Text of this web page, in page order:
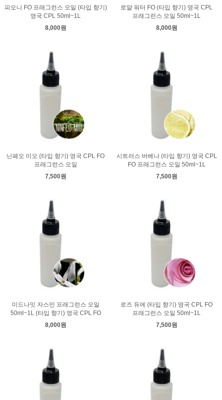
피오니 FO 프래그런스 오일 (타입 향기)
영국 CPL 50ml~1L
8,000원
로얄 워터 FO (타입 향기) 영국 CPL
프래그런스 오일 50ml~1L
8,000원
닌페오 미오 (타입 향기) 영국 CPL FO
프래그런스 오일
7,500원
시트러스 버베나 (타입 향기) 영국 CPL
FO 프래그런스 오일 50ml~1L
7,500원
미드나잇 자스민 프래그런스 오일
50ml~1L (타입 향기) 영국 CPL FO
8,000원
로즈 듀에 (타입 향기) 영국 CPL FO
프래그런스 오일 50ml~1L
7,500원